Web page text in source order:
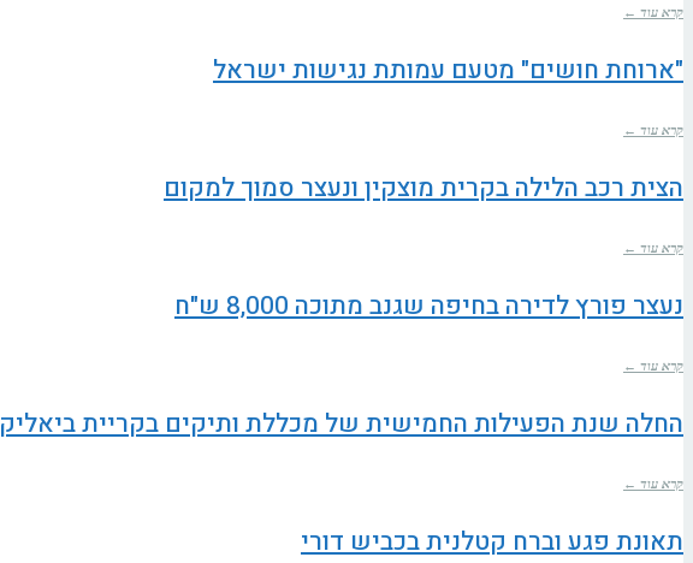
קרא עוד ←
"ארוחת חושים" מטעם עמותת נגישות ישראל
קרא עוד ←
הצית רכב הלילה בקרית מוצקין ונעצר סמוך למקום
קרא עוד ←
נעצר פורץ לדירה בחיפה שגנב מתוכה 8,000 ש"ח
קרא עוד ←
החלה שנת הפעילות החמישית של מכללת ותיקים בקריית ביאליק
קרא עוד ←
תאונת פגע וברח קטלנית בכביש דורי